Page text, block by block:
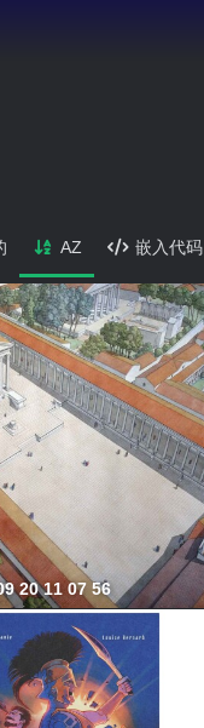
AZ 嵌入代码
20 11 07 56